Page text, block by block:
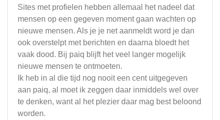
Sites met profielen hebben allemaal het nadeel dat
mensen op een gegeven moment gaan wachten op
nieuwe mensen. Als je je net aanmeldt word je dan
ook overstelpt met berichten en daarna bloedt het
vaak dood. Bij paiq blijft het veel langer mogelijk
nieuwe mensen te ontmoeten.
Ik heb in al die tijd nog nooit een cent uitgegeven
aan paiq, al moet ik zeggen daar inmiddels wel over
te denken, want al het plezier daar mag best beloond
worden.